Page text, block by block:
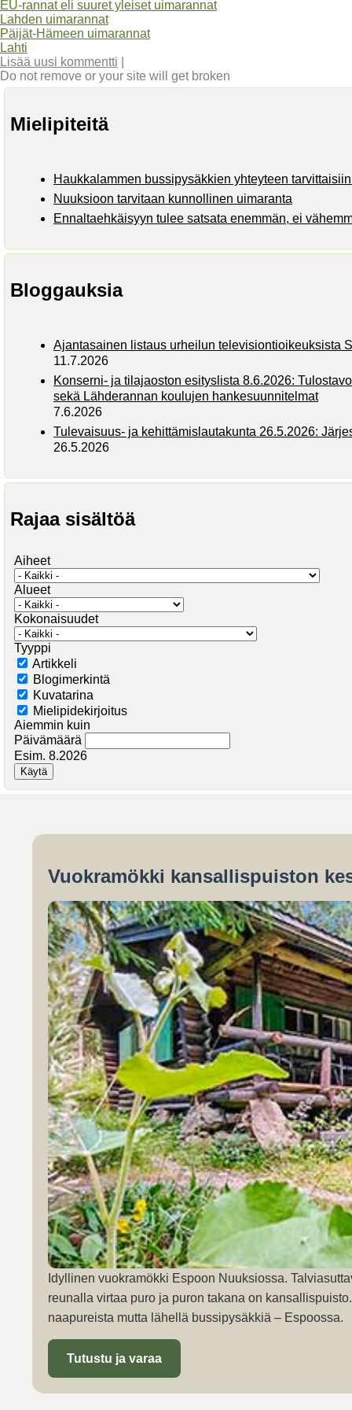
EU-rannat eli suuret yleiset uimarannat
Lahden uimarannat
Päijät-Hämeen uimarannat
Lahti
Lisää uusi kommentti
Do not remove or your site will get broken
Mielipiteitä
Haukkalammen bussipysäkkien yhteyteen
Nuuksioon tarvitaan kunnollinen uimaranta
Ennaltaehkäisyyn tulee satsata enemmän, ei
Bloggauksia
Ajantasainen listaus urheilun televisiontioikeuksista
11.7.2026
Konserni- ja tilajaoston esityslista 8.6.2026:
sekä Lähderannan koulujen hankesuunnitelmat
7.6.2026
Tulevaisuus- ja kehittämislautakunta 26.5.2026:
26.5.2026
Rajaa sisältöä
Aiheet
Alueet
Kokonaisuudet
Tyyppi
Artikkeli
Blogimerkintä
Kuvatarina
Mielipidekirjoitus
Aiemmin kuin
Päivämäärä
Esim. 8.2026
Vuokramökki kansallispuiston
Idyllinen vuokramökki Espoon Nuuksiossa.
reunalla virtaa puro ja puron takana on
naapureista mutta lähellä bussipysäkkiä – Espoossa.
Tutustu ja varaa